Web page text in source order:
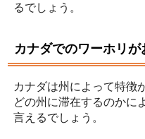
るでしょう。
カナダでのワーホリが
カナダは州によって特徴
どの州に滞在するのかに
言えるでしょう。